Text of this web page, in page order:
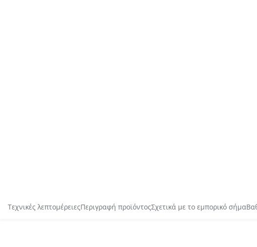
Τεχνικές λεπτομέρειεςΠεριγραφή προϊόντοςΣχετικά με το εμπορικό σήμα